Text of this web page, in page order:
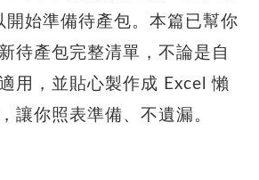
開始準備待產包。本篇已幫你
待產包完整清單，不論是自
用，並貼心製作成 Excel 懶
讓你照表準備、不遺漏。